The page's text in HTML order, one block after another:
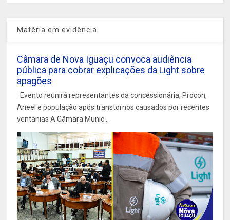
Matéria em evidência
Câmara de Nova Iguaçu convoca audiência
pública para cobrar explicações da Light sobre
apagões
Evento reunirá representantes da concessionária, Procon,
Aneel e população após transtornos causados por recentes
ventanias A Câmara Munic...